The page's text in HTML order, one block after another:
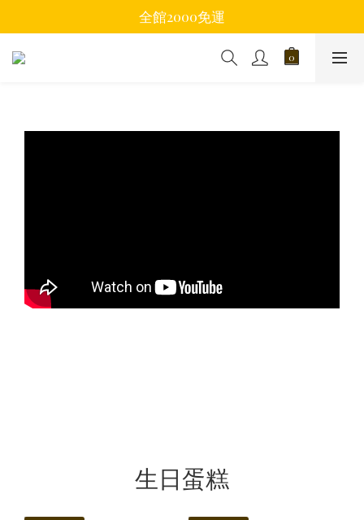
全館2000免運
生日蛋糕